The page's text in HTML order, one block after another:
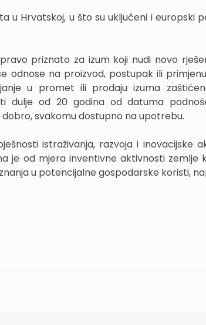
u Hrvatskoj, u što su uključeni i europski
priznato za izum koji nudi novo
odnose na proizvod, postupak ili
u promet ili prodaju izuma
dulje od 20 godina od datuma
svakomu dostupno na upotrebu.
istraživanja, razvoja i inovacijske
je od mjera inventivne aktivnosti zemlje
u potencijalne gospodarske koristi,